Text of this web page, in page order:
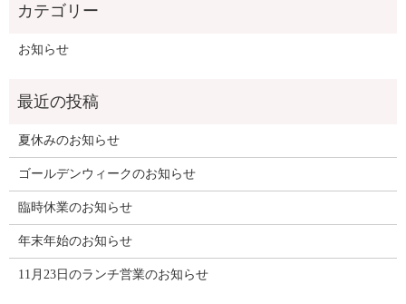
お知らせ
夏休みのお知らせ
ゴールデンウィークのお知らせ
臨時休業のお知らせ
年末年始のお知らせ
11月23日のランチ営業のお知らせ